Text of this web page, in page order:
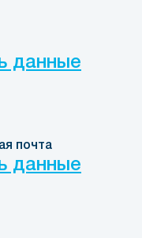
данные
почта
данные